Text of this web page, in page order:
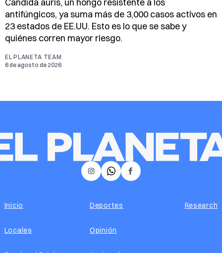
Candida auris, un hongo resistente a los
antifúngicos, ya suma más de 3,000 casos activos en
23 estados de EE.UU. Esto es lo que se sabe y
quiénes corren mayor riesgo.
EL PLANETA TEAM
6 de agosto de 2026
𝕏 Facebook
Instagram
Inicio
Locales
Deportes
Opinión
Research